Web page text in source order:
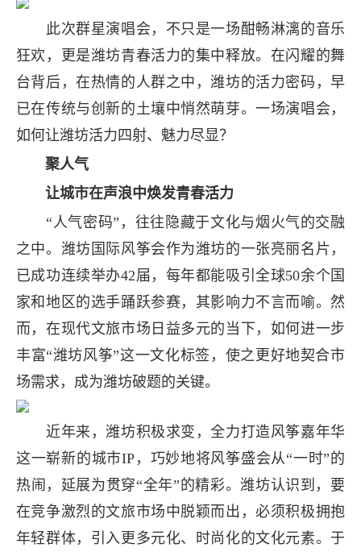
此次群星演唱会，不只是一场酣畅淋漓的音乐
狂欢，更是潍坊青春活力的集中释放。在闪耀的舞
台背后，在热情的人群之中，潍坊的活力密码，早
已在传统与创新的土壤中悄然萌芽。一场演唱会，
如何让潍坊活力四射、魅力尽显？
聚人气
让城市在声浪中焕发青春活力
“人气密码”，往往隐藏于文化与烟火气的交融
之中。潍坊国际风筝会作为潍坊的一张亮丽名片，
已成功连续举办42届，每年都能吸引全球50余个国
家和地区的选手踊跃参赛，其影响力不言而喻。然
而，在现代文旅市场日益多元的当下，如何进一步
丰富“潍坊风筝”这一文化标签，使之更好地契合市
场需求，成为潍坊破题的关键。
近年来，潍坊积极求变，全力打造风筝嘉年华
这一崭新的城市IP，巧妙地将风筝盛会从“一时”的
热闹，延展为贯穿“全年”的精彩。潍坊认识到，要
在竞争激烈的文旅市场中脱颖而出，必须积极拥抱
年轻群体，引入更多元化、时尚化的文化元素。于